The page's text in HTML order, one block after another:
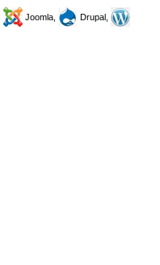
Joomla,
Drupal,